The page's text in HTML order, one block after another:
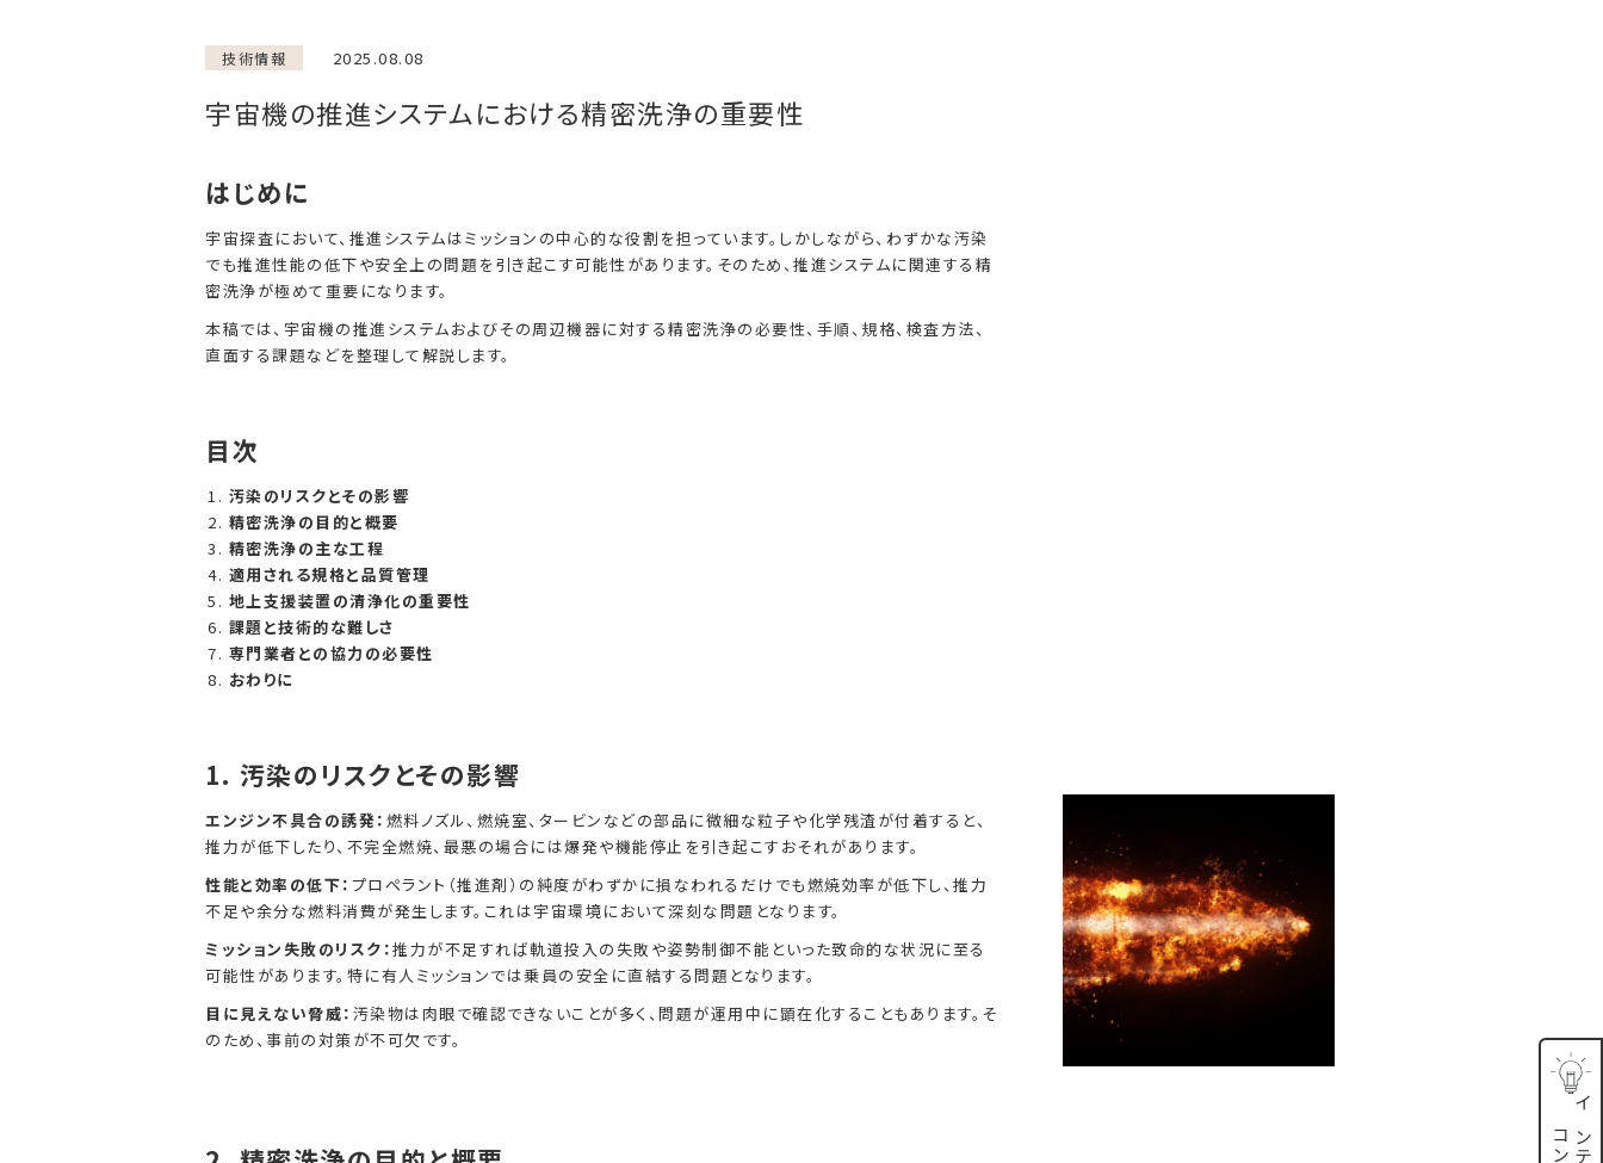
技術情報 2025.08.08
宇宙機の推進システムにおける精密洗浄の重要性
はじめに
宇宙探査において、推進システムはミッションの中心的な役割を担っています。しかしながら、わずかな汚染
でも推進性能の低下や安全上の問題を引き起こす可能性があります。そのため、推進システムに関連する精
密洗浄が極めて重要になります。
本稿では、宇宙機の推進システムおよびその周辺機器に対する精密洗浄の必要性、手順、規格、検査方法、
直面する課題などを整理して解説します。
目次
汚染のリスクとその影響
精密洗浄の目的と概要
精密洗浄の主な工程
適用される規格と品質管理
地上支援装置の清浄化の重要性
課題と技術的な難しさ
専門業者との協力の必要性
おわりに
1. 汚染のリスクとその影響
エンジン不具合の誘発： 燃料ノズル、燃焼室、タービンなどの部品に微細な粒子や化学残渣が付着すると、
推力が低下したり、不完全燃焼、最悪の場合には爆発や機能停止を引き起こすおそれがあります。
性能と効率の低下： プロペラント（推進剤）の純度がわずかに損なわれるだけでも燃焼効率が低下し、推力
不足や余分な燃料消費が発生します。これは宇宙環境において深刻な問題となります。
ミッション失敗のリスク：推力が不足すれば軌道投入の失敗や姿勢制御不能といった致命的な状況に至る
可能性があります。特に有人ミッションでは乗員の安全に直結する問題となります。
目に見えない脅威： 汚染物は肉眼で確認できないことが多く、問題が運用中に顕在化することもあります。そ
のため、事前の対策が不可欠です。